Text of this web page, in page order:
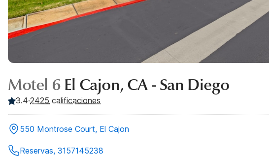
Motel 6 El Cajon, CA - San Diego
3.4·2425 calificaciones
550 Montrose Court, El Cajon
Reservas, 3157145238